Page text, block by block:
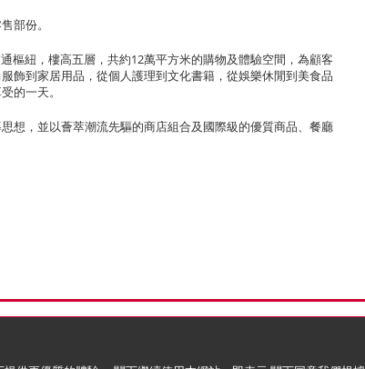
部份。
樞紐，樓高五層，共約12萬平方米的購物及體驗空間，為顧客
飾到家居用品，從個人護理到文化書籍，從娛樂休閒到美食品
的一天。
想，並以薈萃潮流先驅的商店組合及國際級的優質商品、餐廳